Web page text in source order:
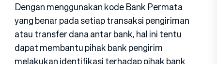
Dengan menggunakan kode Bank Permata
yang benar pada setiap transaksi pengiriman
atau transfer dana antar bank, hal ini tentu
dapat membantu pihak bank pengirim
melakukan identifikasi terhadap pihak bank